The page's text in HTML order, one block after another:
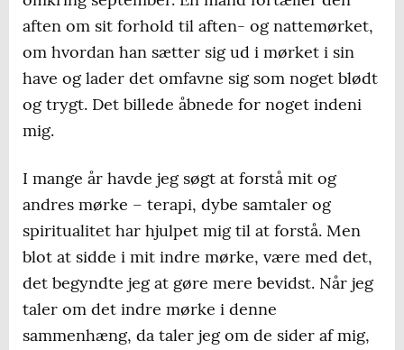
aften om sit forhold til aften- og nattemørket,
om hvordan han sætter sig ud i mørket i sin
have og lader det omfavne sig som noget blødt
og trygt. Det billede åbnede for noget indeni
mig.
I mange år havde jeg søgt at forstå mit og
andres mørke – terapi, dybe samtaler og
spiritualitet har hjulpet mig til at forstå. Men
blot at sidde i mit indre mørke, være med det,
det begyndte jeg at gøre mere bevidst. Når jeg
taler om det indre mørke i denne
sammenhæng, da taler jeg om de sider af mig,